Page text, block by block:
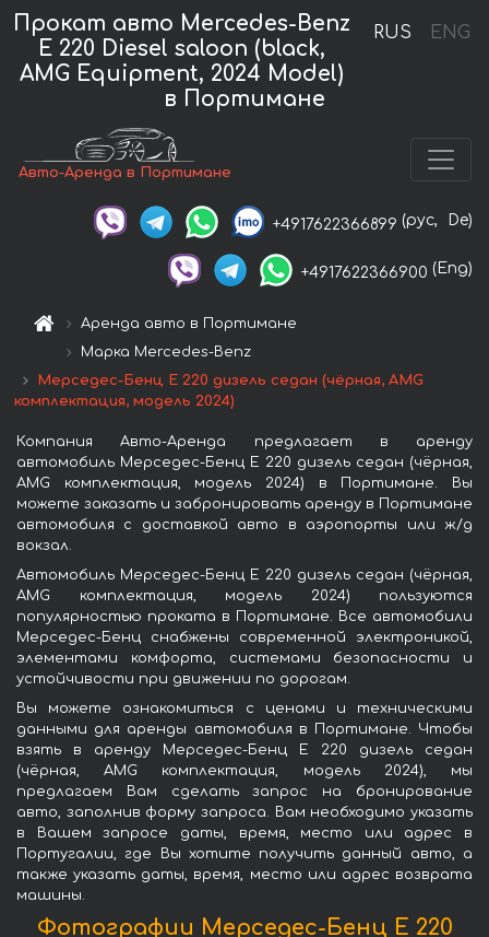
RUS ENG
Прокат авто Mercedes-Benz
E 220 Diesel saloon (black,
AMG Equipment, 2024 Model)
в Портимане
Авто-Аренда в Портимане
+4917622366899 (рус, De)
+4917622366900 (Eng)
Аренда авто в Портимане
Марка Mercedes-Benz
Мерседес-Бенц E 220 дизель седан (чёрная, AMG
комплектация, модель 2024)
Компания Авто-Аренда предлагает в аренду
автомобиль Мерседес-Бенц E 220 дизель седан (чёрная,
AMG комплектация, модель 2024) в Портимане. Вы
можете заказать и забронировать аренду в Портимане
автомобиля с доставкой авто в аэропорты или ж/д
вокзал.
Автомобиль Мерседес-Бенц E 220 дизель седан (чёрная,
AMG комплектация, модель 2024) пользуются
популярностью проката в Портимане. Все автомобили
Мерседес-Бенц снабжены современной электроникой,
элементами комфорта, системами безопасности и
устойчивости при движении по дорогам.
Вы можете ознакомиться с ценами и техническими
данными для аренды автомобиля в Портимане. Чтобы
взять в аренду Мерседес-Бенц E 220 дизель седан
(чёрная, AMG комплектация, модель 2024), мы
предлагаем Вам сделать запрос на бронирование
авто, заполнив форму запроса. Вам необходимо указать
в Вашем запросе даты, время, место или адрес в
Португалии, где Вы хотите получить данный авто, а
также указать даты, время, место или адрес возврата
машины.
Фотографии Мерседес-Бенц E 220